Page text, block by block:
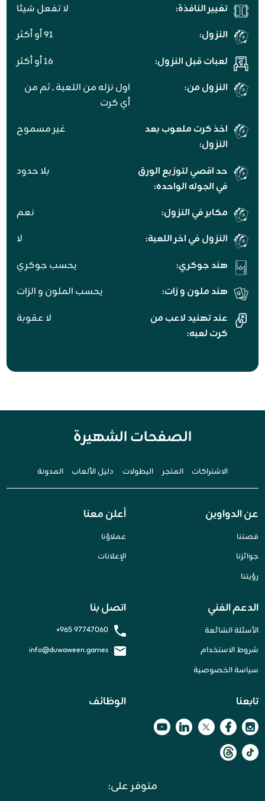
تغيير النافذة:
لا تفعل شيئا
النزول:
91 أو أكثر
لعبات قبل النزول:
16 أو أكثر
النزول من:
اول نزله من اللعبة , ثم من
أي كرت
اخذ كرت ملعوب بعد
النزول:
غير مسموح
حد اقصي لتوزيع الورق
في الجوله الواحده:
بلا حدود
مكابر في النزول:
نعم
النزول في اخر اللعبة:
لا
هند جوكري:
يحسب جوكري
هند ملون و زات:
يحسب الملون و الزات
عند تهنيد لاعب من
كرت لعبه:
لا عقوبة
الصفحات الشهيرة
الاشتراكات المتجر البطولات دليل الألعاب المدونة
عن الدواوين
قصتنا
جوائزنا
رؤيتنا
أعلن معنا
عملاؤنا
الإعلانات
الدعم الفني
الأسئلة الشائعة
شروط الاستخدام
سياسة الخصوصية
اتصل بنا
+965 97747060
info@duwaween.games
تابعنا الوظائف
متوفر على: